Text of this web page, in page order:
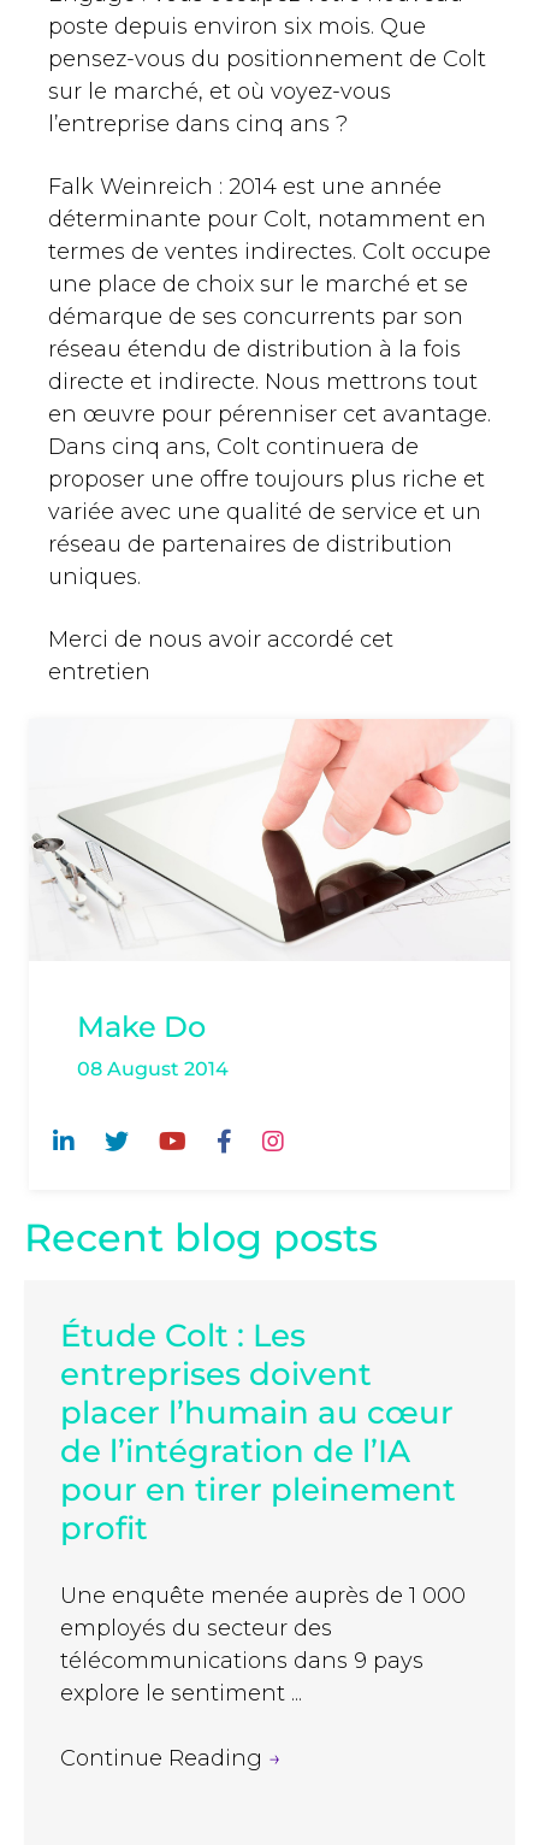
poste depuis environ six mois. Que
pensez-vous du positionnement de Colt
sur le marché, et où voyez-vous
l’entreprise dans cinq ans ?
Falk Weinreich : 2014 est une année
déterminante pour Colt, notamment en
termes de ventes indirectes. Colt occupe
une place de choix sur le marché et se
démarque de ses concurrents par son
réseau étendu de distribution à la fois
directe et indirecte. Nous mettrons tout
en œuvre pour pérenniser cet avantage.
Dans cinq ans, Colt continuera de
proposer une offre toujours plus riche et
variée avec une qualité de service et un
réseau de partenaires de distribution
uniques.
Merci de nous avoir accordé cet
entretien
Make Do
08 August 2014
Recent blog posts
Étude Colt : Les
entreprises doivent
placer l’humain au cœur
de l’intégration de l’IA
pour en tirer pleinement
profit
Une enquête menée auprès de 1 000
employés du secteur des
télécommunications dans 9 pays
explore le sentiment ...
Continue Reading →